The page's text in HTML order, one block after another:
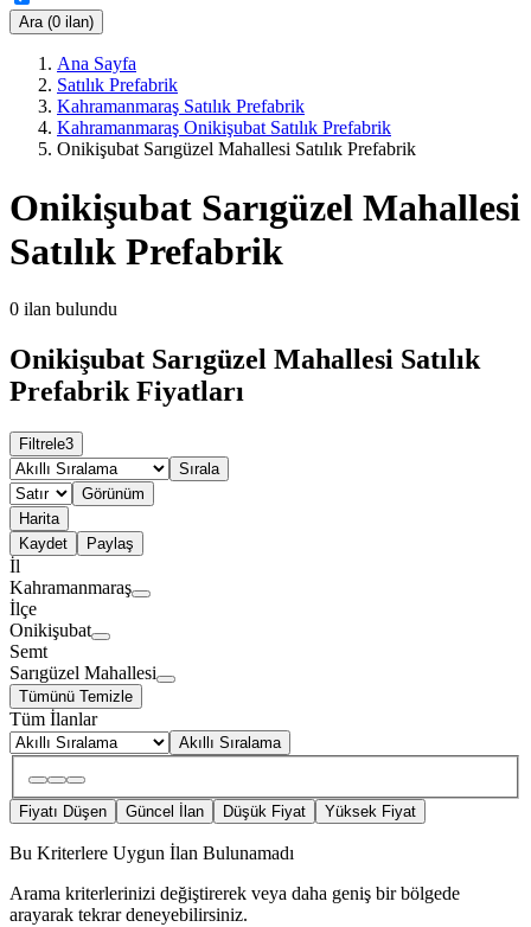
Ara (0 ilan)
Ana Sayfa
Satılık Prefabrik
Kahramanmaraş Satılık Prefabrik
Kahramanmaraş Onikişubat Satılık Prefabrik
Onikişubat Sarıgüzel Mahallesi Satılık Prefabrik
Onikişubat Sarıgüzel Mahallesi
Satılık Prefabrik
0 ilan bulundu
Onikişubat Sarıgüzel Mahallesi Satılık
Prefabrik Fiyatları
Filtrele3
Sırala
Görünüm
Harita
Kaydet
Paylaş
İl
Kahramanmaraş
İlçe
Onikişubat
Semt
Sarıgüzel Mahallesi
Tümünü Temizle
Tüm İlanlar
Akıllı Sıralama
Fiyatı Düşen Güncel İlan Düşük Fiyat Yüksek Fiyat
Bu Kriterlere Uygun İlan Bulunamadı
Arama kriterlerinizi değiştirerek veya daha geniş bir bölgede
arayarak tekrar deneyebilirsiniz.